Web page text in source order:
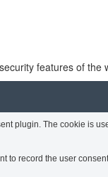
features of the
plugin. The cookie is
to record the user